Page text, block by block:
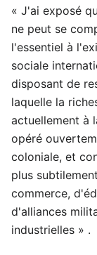
« J'ai exposé
ne peut se
l'essentiel à
sociale
disposant de
laquelle la
actuellement à
opéré
coloniale, et
plus
commerce,
d'alliances
industrielles » .